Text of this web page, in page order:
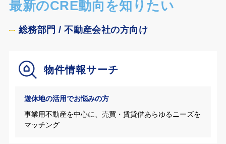
最新のCRE動向を知りたい
総務部門 / 不動産会社の方向け
物件情報サーチ
遊休地の活用でお悩みの方
事業用不動産を中心に、売買・賃貸借あらゆるニーズを
マッチング